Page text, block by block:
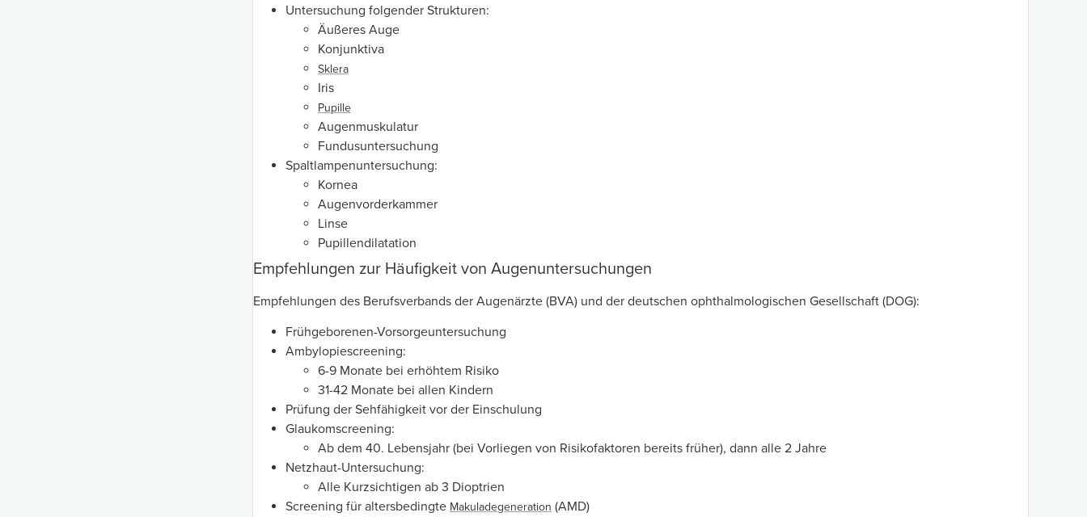
Untersuchung folgender Strukturen:
Äußeres Auge
Konjunktiva
Sklera
Iris
Pupille
Augenmuskulatur
Fundusuntersuchung
Spaltlampenuntersuchung:
Kornea
Augenvorderkammer
Linse
Pupillendilatation
Empfehlungen zur Häufigkeit von Augenuntersuchungen
Empfehlungen des Berufsverbands der Augenärzte (BVA) und der deutschen ophthalmologischen Gesellschaft (DOG):
Frühgeborenen-Vorsorgeuntersuchung
Ambylopiescreening:
6-9 Monate bei erhöhtem Risiko
31-42 Monate bei allen Kindern
Prüfung der Sehfähigkeit vor der Einschulung
Glaukomscreening:
Ab dem 40. Lebensjahr (bei Vorliegen von Risikofaktoren bereits früher), dann alle 2 Jahre
Netzhaut-Untersuchung:
Alle Kurzsichtigen ab 3 Dioptrien
Screening für altersbedingte Makuladegeneration (AMD)